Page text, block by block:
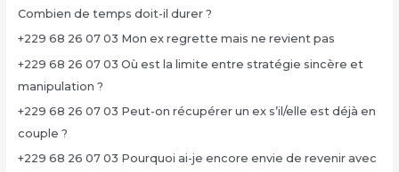
Combien de temps doit-il durer ?
+229 68 26 07 03 Mon ex regrette mais ne revient pas
+229 68 26 07 03 Où est la limite entre stratégie sincère et
manipulation ?
+229 68 26 07 03 Peut-on récupérer un ex s’il/elle est déjà en
couple ?
+229 68 26 07 03 Pourquoi ai-je encore envie de revenir avec